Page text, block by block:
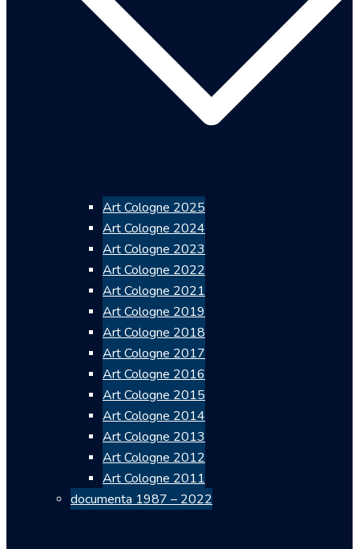
Art Cologne 2025
Art Cologne 2024
Art Cologne 2023
Art Cologne 2022
Art Cologne 2021
Art Cologne 2019
Art Cologne 2018
Art Cologne 2017
Art Cologne 2016
Art Cologne 2015
Art Cologne 2014
Art Cologne 2013
Art Cologne 2012
Art Cologne 2011
documenta 1987 – 2022